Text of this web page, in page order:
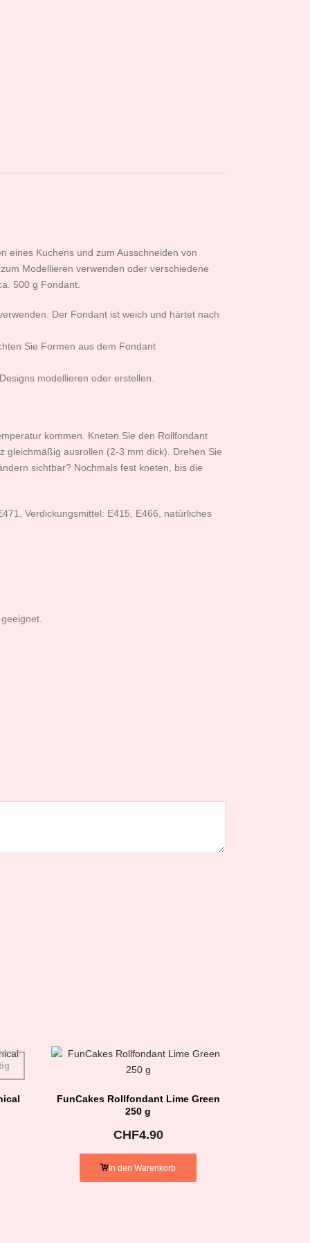
eines Kuchens und zum Ausschneiden von
Modellieren verwenden oder verschiedene
500 g Fondant.
Der Fondant ist weich und härtet nach
Sie Formen aus dem Fondant
modellieren oder erstellen.
kommen. Kneten Sie den Rollfondant
gleichmäßig ausrollen (2-3 mm dick). Drehen Sie
sichtbar? Nochmals fest kneten, bis die
Verdickungsmittel: E415, E466, natürliches
FunCakes Rollfondant Lime Green
250 g
CHF4.90
In den Warenkorb